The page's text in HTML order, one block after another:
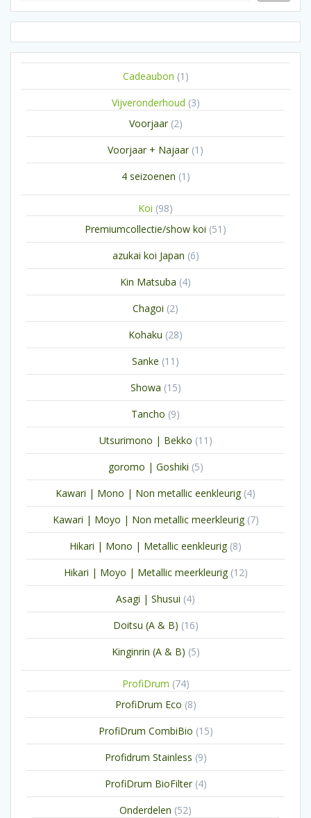
Cadeaubon 1 1
product
Vijveronderhoud 33
Voorjaar 22
producten
Voorjaar + Najaar 1 1
product
4 seizoenen 1 1
Koi 9898
producten
Premiumcollectie/show koi 51 51
producten
azukai koi Japan 66
producten
Kin Matsuba 44
producten
Chagoi 22
producten
Kohaku 2828
producten
Sanke 11 11
producten
Showa 1515
producten
Tancho 99
producten
Utsurimono | Bekko 11 11
producten
goromo | Goshiki 55
producten
Kawari | Mono | Non metallic eenkleurig 44
producten
Kawari | Moyo | Non metallic meerkleurig 77
producten
Hikari | Mono | Metallic eenkleurig 88
producten
Hikari | Moyo | Metallic meerkleurig 1212
producten
Asagi | Shusui 44
producten
Doitsu (A & B) 1616
producten
Kinginrin (A & B) 55
ProfiDrum 7474
ProfiDrum Eco 88
producten
ProfiDrum CombiBio 1515
producten
Profidrum Stainless 99
producten
ProfiDrum BioFilter 44
producten
Onderdelen 5252